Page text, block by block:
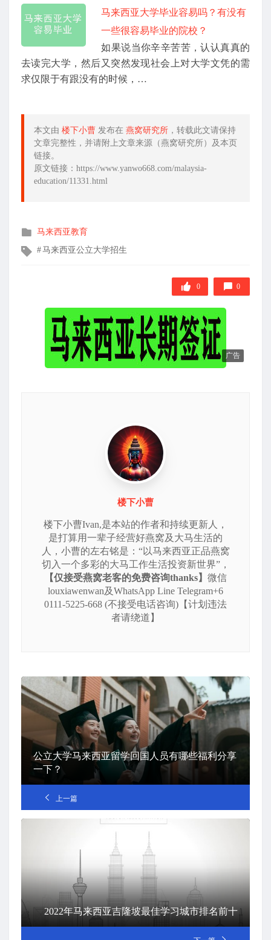
马来西亚大学毕业容易吗？有没有
一些很容易毕业的院校？
如果说当你辛辛苦苦，认认真真的
去读完大学，然后又突然发现社会上对大学文凭的需
求仅限于有跟没有的时候，…
本文由 楼下小曹 发布在 燕窝研究所 ，转载此文请保持
文章完整性，并请附上文章来源（燕窝研究所）及本页
链接。
原文链接：https://www.yanwo668.com/malaysia-
education/11331.html
发
在
马来西亚教育
文马来西亚公立大学招生
0 0
广告
楼下小曹
楼下小曹Ivan,是本站的作者和持续更新人，
是打算用一辈子经营好燕窝及大马生活的
人，小曹的左右铭是：“以马来西亚正品燕窝
切入一个多彩的大马工作生活投资新世界”，
【仅接受燕窝老客的免费咨询thanks】 微信
louxiawenwan及WhatsApp Line Telegram+6
0111-5225-668 (不接受电话咨询)【计划违法
者请绕道】
公立大学马来西亚留学回国人员有哪些福利分享
一下？
上一篇
2022年马来西亚吉隆坡最佳学习城市排名前十